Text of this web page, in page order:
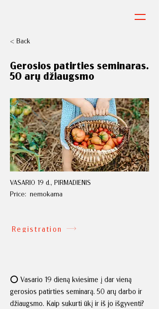
< Back
Gerosios patirties seminaras.
50 arų džiaugsmo
VASARIO 19 d., PIRMADIENIS
Price: nemokama
Registration
⭕️ Vasario 19 dieną kviesime į dar vieną
gerosios patirties seminarą. 50 arų darbo ir
džiaugsmo. Kaip sukurti ūkį ir iš jo išgyventi?